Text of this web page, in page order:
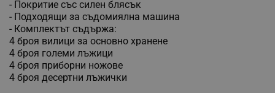
- Покритие със силен блясък
- Подходящи за съдомиялна машина
- Комплектът съдържа:
4 броя вилици за основно хранене
4 броя големи лъжици
4 броя приборни ножове
4 броя десертни лъжички